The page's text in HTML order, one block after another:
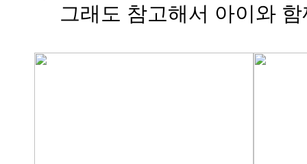
그래도 참고해서 아이와